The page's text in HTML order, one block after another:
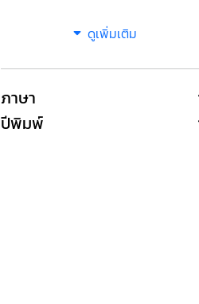
ดูเพิ่มเติม
ภาษา
ปีพิมพ์